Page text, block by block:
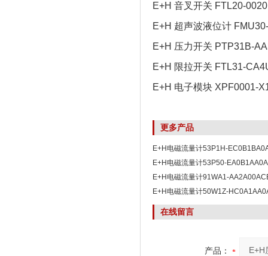
E+H 音叉开关 FTL20-0020
E+H 超声波液位计
E+H 压力开关 PTP31B-
E+H 限拉开关 FTL31-
E+H 电子模块 XPF0001-
更多产品
E+H电磁流量计53P1H-
惠
E+H电磁流量计53P50-
产
E+H电磁流量计91WA1-
E+H电磁流量计50W1Z-
在线留言
产品：